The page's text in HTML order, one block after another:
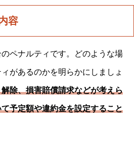
容
ペナルティです。どのような場
があるのかを明らかにしましょ
除、損害賠償請求などが考えら
予定額や違約金を設定すること